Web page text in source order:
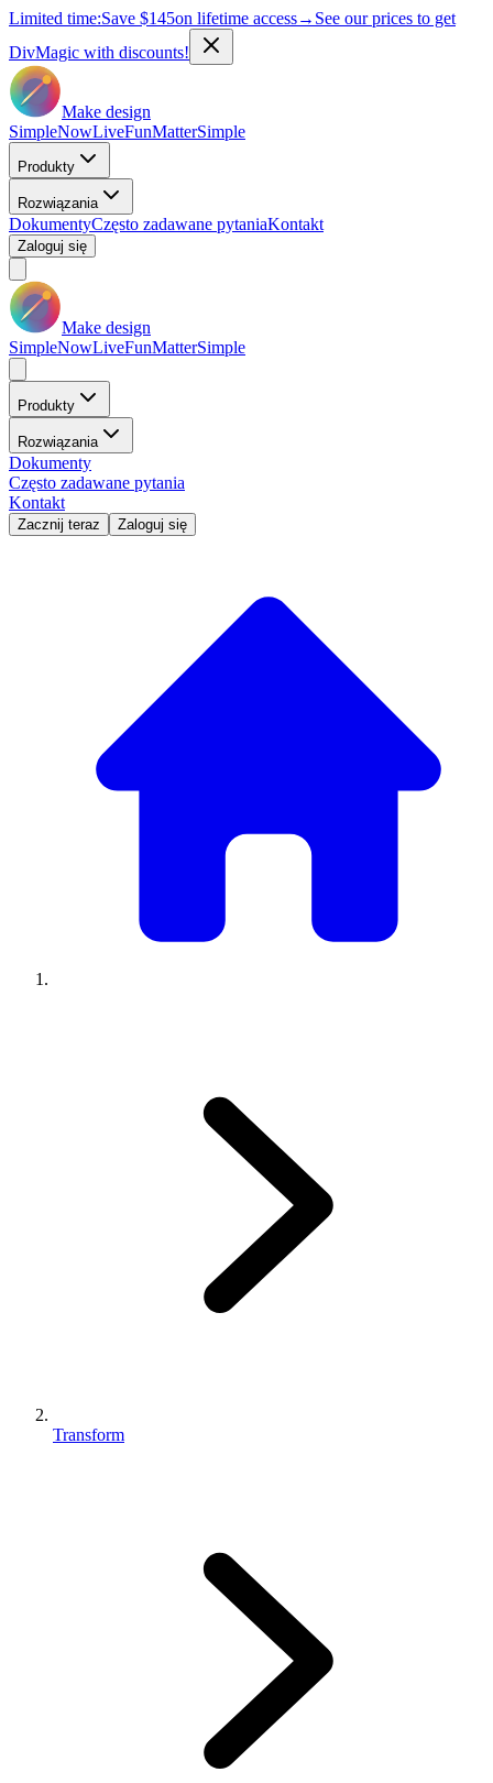
Limited time:Save $145on lifetime access→ See our prices to get
DivMagic with discounts!
Make design
SimpleNowLiveFunMatterSimple
Produkty
Rozwiązania
DokumentyCzęsto zadawane pytaniaKontakt
Zaloguj się
Make design
SimpleNowLiveFunMatterSimple
Produkty
Rozwiązania
Dokumenty
Często zadawane pytania
Kontakt
Zacznij teraz Zaloguj się
Transform